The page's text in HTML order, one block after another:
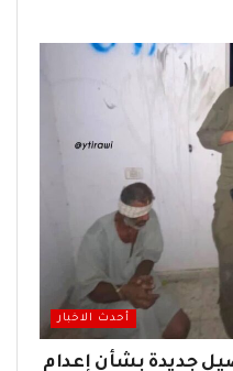
أحدث الاخبار
جديدة بشأن إعدام